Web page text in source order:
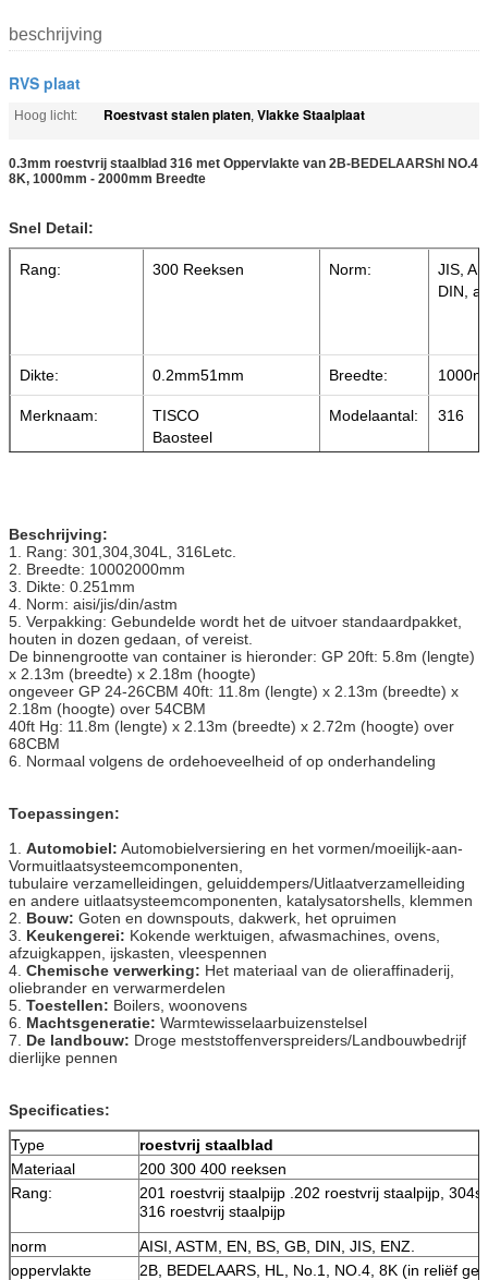
beschrijving
RVS plaat
Hoog licht: Roestvast stalen platen, Vlakke Staalplaat
0.3mm roestvrij staalblad 316 met Oppervlakte van 2B-BEDELAARShl NO.4
8K, 1000mm - 2000mm Breedte
Snel Detail:
Rang: 300 Reeksen Norm:
JIS,
DIN,
Dikte: 0.2mm51mm Breedte:
Merknaam:
TISCO
Baosteel
Modelaantal: 316
Betalingstermijn: T/T
Beschrijving:
1. Rang: 301,304,304L, 316Letc.
2. Breedte: 10002000mm
3. Dikte: 0.251mm
4. Norm: aisi/jis/din/astm
5. Verpakking: Gebundelde wordt het de uitvoer standaardpakket,
houten in dozen gedaan, of vereist.
De binnengrootte van container is hieronder: GP 20ft: 5.8m (lengte)
x 2.13m (breedte) x 2.18m (hoogte)
ongeveer GP 24-26CBM 40ft: 11.8m (lengte) x 2.13m (breedte) x
2.18m (hoogte) over 54CBM
40ft Hg: 11.8m (lengte) x 2.13m (breedte) x 2.72m (hoogte) over
68CBM
6. Normaal volgens de ordehoeveelheid of op onderhandeling
Toepassingen:
1. Automobiel: Automobielversiering en het vormen/moeilijk-aan-
Vormuitlaatsysteemcomponenten,
tubulaire verzamelleidingen, geluiddempers/Uitlaatverzamelleiding
en andere uitlaatsysteemcomponenten, katalysatorshells, klemmen
2. Bouw: Goten en downspouts, dakwerk, het opruimen
3. Keukengerei: Kokende werktuigen, afwasmachines, ovens,
afzuigkappen, ijskasten, vleespennen
4. Chemische verwerking: Het materiaal van de olieraffinaderij,
oliebrander en verwarmerdelen
5. Toestellen: Boilers, woonovens
6. Machtsgeneratie: Warmtewisselaarbuizenstelsel
7. De landbouw: Droge meststoffenverspreiders/Landbouwbedrijf
dierlijke pennen
Specificaties:
Type
roestvrij staalblad
Materiaal
200 300 400 reeksen
Rang:
201 roestvrij staalpijp .202 roestvrij staalpijp,
316 roestvrij staalpijp
norm
AISI, ASTM, EN, BS, GB, DIN, JIS, ENZ.
oppervlakte
2B, BEDELAARS, HL, No.1, NO.4, 8K (in reliëf